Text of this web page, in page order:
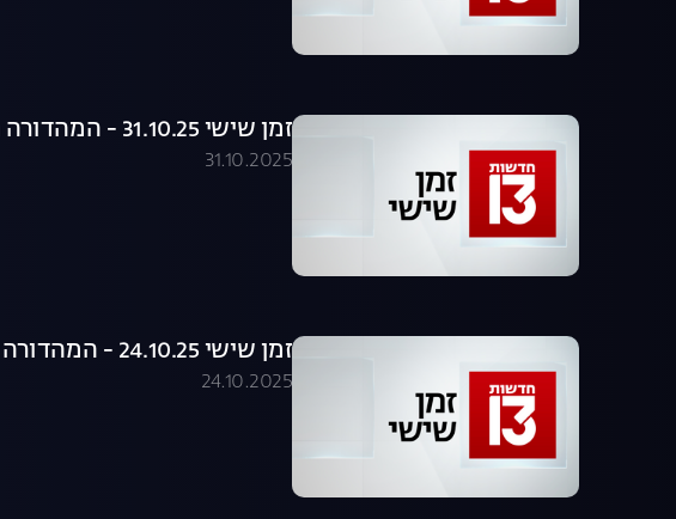
זמן שישי 31.10.25 - המהדורה המלאה
31.10.2025
זמן שישי 24.10.25 - המהדורה המלאה
24.10.2025